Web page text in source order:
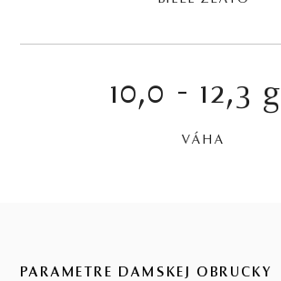
10,0 - 12,3 g
VÁHA
PARAMETRE DÁMSKEJ OBRÚČKY